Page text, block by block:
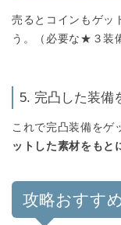
売るとコインもゲッ
う。（必要な★３装
5. 完凸した装備
これで完凸装備をゲ
ットした素材をもと
攻略おすす